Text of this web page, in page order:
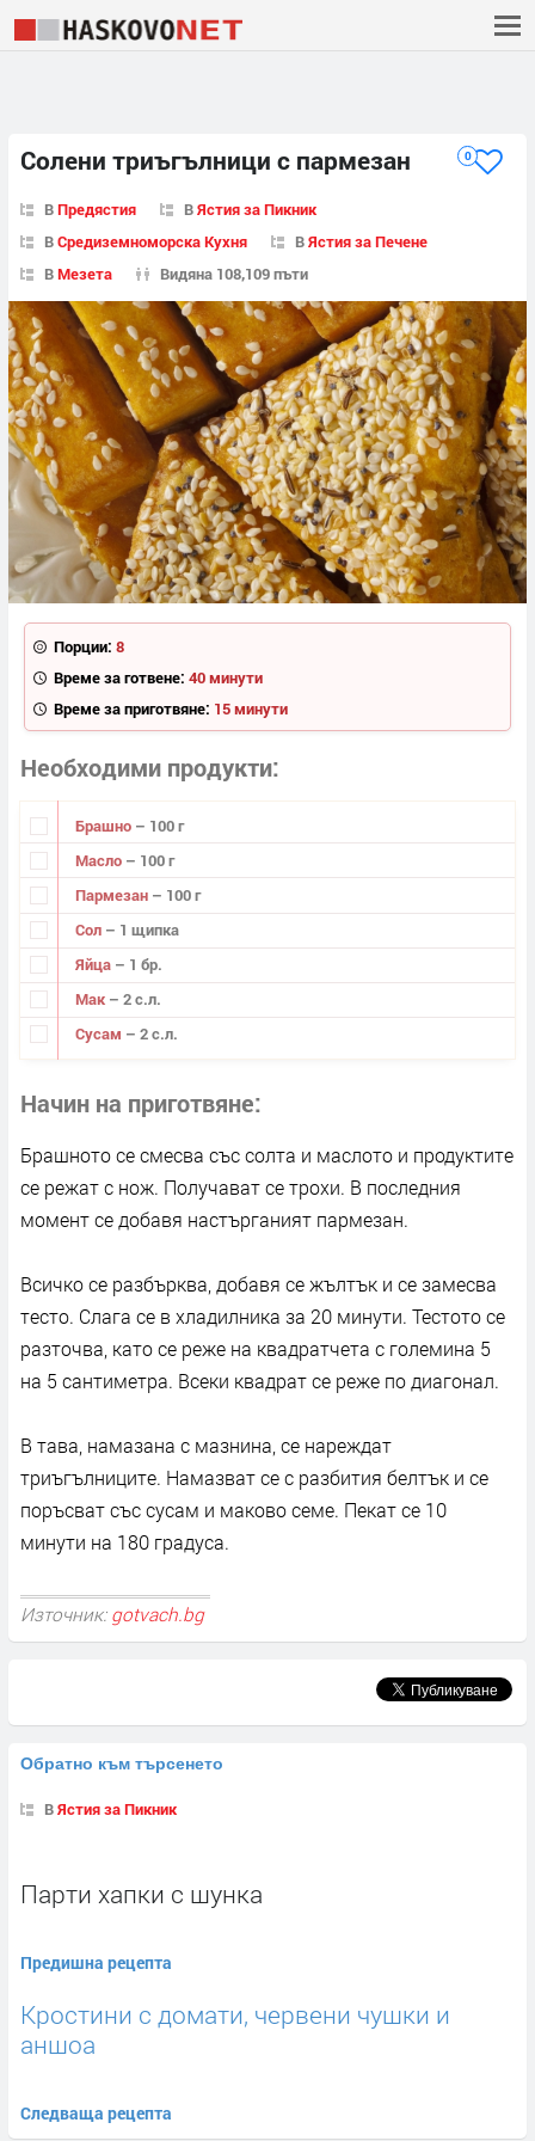
Солени триъгълници с пармезан 0
ВПредястия ВЯстия за Пикник
ВСредиземноморска Кухня ВЯстия за Печене
ВМезета Видяна 108,109 пъти
Порции: 8
Време за готвене: 40 минути
Време за приготвяне: 15 минути
Необходими продукти
Брашно – 100 г
Масло – 100 г
Пармезан – 100 г
Сол – 1 щипка
Яйца – 1 бр.
Мак – 2 с.л.
Сусам – 2 с.л.
Начин на приготвяне
Брашното се смесва със солта и маслото и продуктите
се режат с нож. Получават се трохи. В последния
момент се добавя настърганият пармезан.
Всичко се разбърква, добавя се жълтък и се замесва
тесто. Слага се в хладилника за 20 минути. Тестото се
разточва, като се реже на квадратчета с големина 5
на 5 сантиметра. Всеки квадрат се реже по диагонал.
В тава, намазана с мазнина, се нареждат
триъгълниците. Намазват се с разбития белтък и се
поръсват със сусам и маково семе. Пекат се 10
минути на 180 градуса.
Източник: gotvach.bg
Обратно към търсенето
ВЯстия за Пикник
Парти хапки с шунка
Предишна рецепта
Кростини с домати, червени чушки и
аншоа
Следваща рецепта